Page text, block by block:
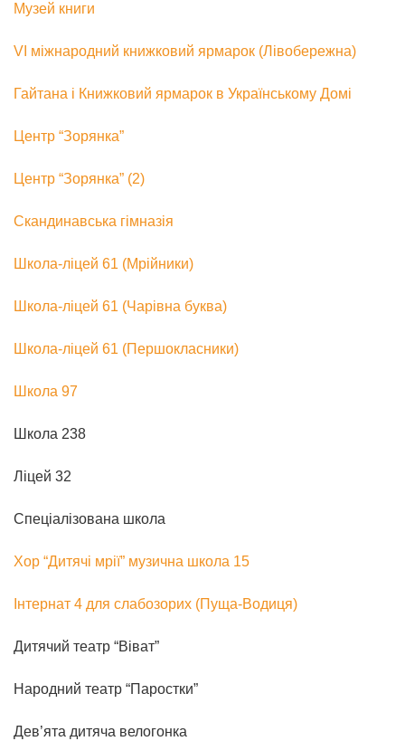
Музей книги
VI міжнародний книжковий ярмарок (Лівобережна)
Гайтана і Книжковий ярмарок в Українському Домі
Центр “Зорянка”
Центр “Зорянка” (2)
Скандинавська гімназія
Школа-ліцей 61 (Мрійники)
Школа-ліцей 61 (Чарівна буква)
Школа-ліцей 61 (Першокласники)
Школа 97
Школа 238
Ліцей 32
Спеціалізована школа
Хор “Дитячі мрії” музична школа 15
Інтернат 4 для слабозорих (Пуща-Водиця)
Дитячий театр “Віват”
Народний театр “Паростки”
Дев’ята дитяча велогонка